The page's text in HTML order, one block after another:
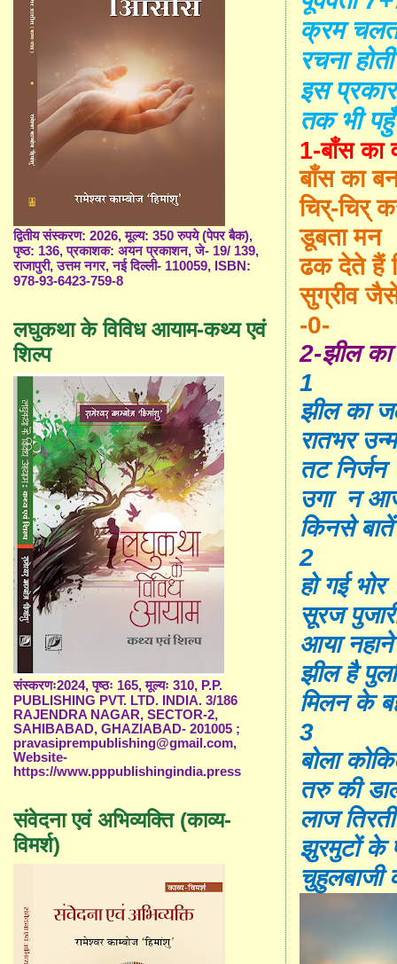
क्रम
रचना
इस
तक भी
1-बाँस का
बाँस का
चिर्-चिर्
डूबता मन
ढक देते हैं
सुग्रीव
-0-
2-झील
1
झील का
रातभर
तट निर्जन
उगा न
किनसे
2
हो गई भोर
सूरज
आया नहाने
झील है
मिलन के
3
बोला
तरु की
लाज तिरती
झुरमुटों के
चुहुलबाजी
द्वितीय संस्करण: 2026, मूल्य: 350 रुपये (पेपर बैक),
पृष्ठ: 136, प्रकाशक: अयन प्रकाशन, जे- 19/ 139,
राजापुरी, उत्तम नगर, नई दिल्ली- 110059, ISBN:
978-93-6423-759-8
लघुकथा के विविध आयाम-कथ्य एवं
शिल्प
संस्करणः2024, पृष्ठः 165, मूल्यः 310, P.P.
PUBLISHING PVT. LTD. INDIA. 3/186
RAJENDRA NAGAR, SECTOR-2,
SAHIBABAD, GHAZIABAD- 201005 ;
pravasiprempublishing@gmail.com,
Website-
https://www.pppublishingindia.press
संवेदना एवं अभिव्यक्ति (काव्य-
विमर्श)